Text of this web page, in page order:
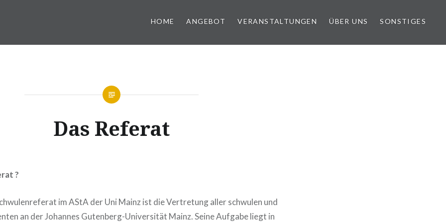
HOME ANGEBOT VERANSTALTUNGEN ÜBER UNS SONSTIGES
Das Referat
?
im AStA der Uni Mainz ist die Vertretung aller schwulen und
an der Johannes Gutenberg-Universität Mainz. Seine Aufgabe liegt in